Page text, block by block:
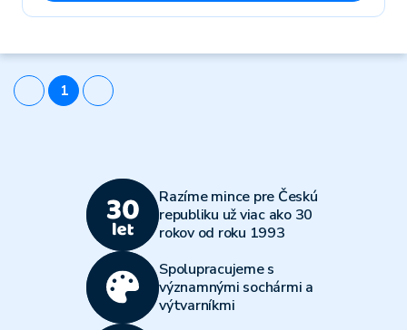
1
Razíme mince pre Českú
republiku už viac ako 30
rokov od roku 1993
Spolupracujeme s
významnými sochármi a
výtvarníkmi